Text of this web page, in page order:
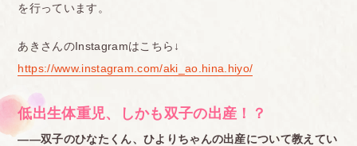
を行っています。
あきさんのInstagramはこちら↓
https://www.instagram.com/aki_ao.hina.hiyo/
低出生体重児、しかも双子の出産！？
――双子のひなたくん、ひよりちゃんの出産について教えてい